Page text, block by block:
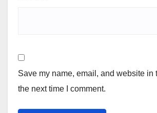
Save my name, email, and website in
the next time I comment.